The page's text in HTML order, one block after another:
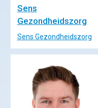
Craniosacraal
therapie
Fysiotherapie
Sens
Gezondheidszorg
Sens Gezondheidszorg